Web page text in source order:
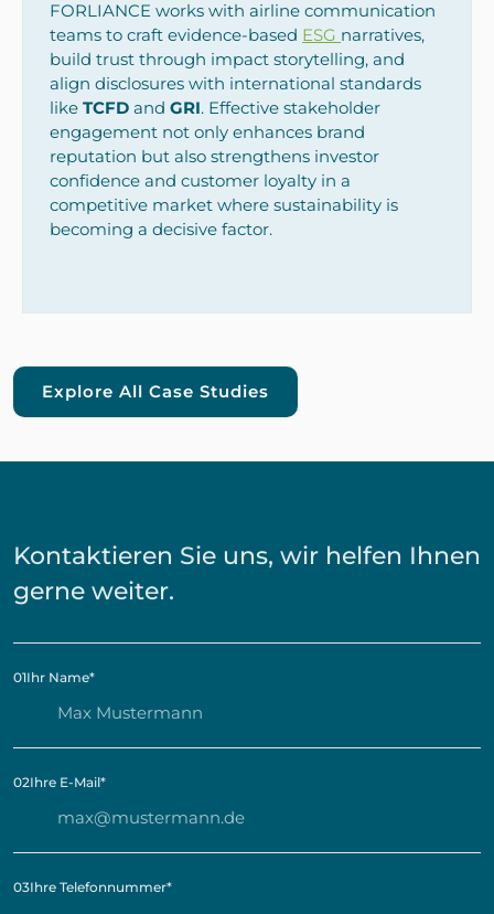
FORLIANCE works with airline communication
teams to craft evidence-based ESG narratives,
build trust through impact storytelling, and
align disclosures with international standards
like TCFD and GRI. Effective stakeholder
engagement not only enhances brand
reputation but also strengthens investor
confidence and customer loyalty in a
competitive market where sustainability is
becoming a decisive factor.
Explore All Case Studies
Kontaktieren Sie uns, wir helfen Ihnen
gerne weiter.
01Ihr Name*
02Ihre E-Mail*
03Ihre Telefonnummer*